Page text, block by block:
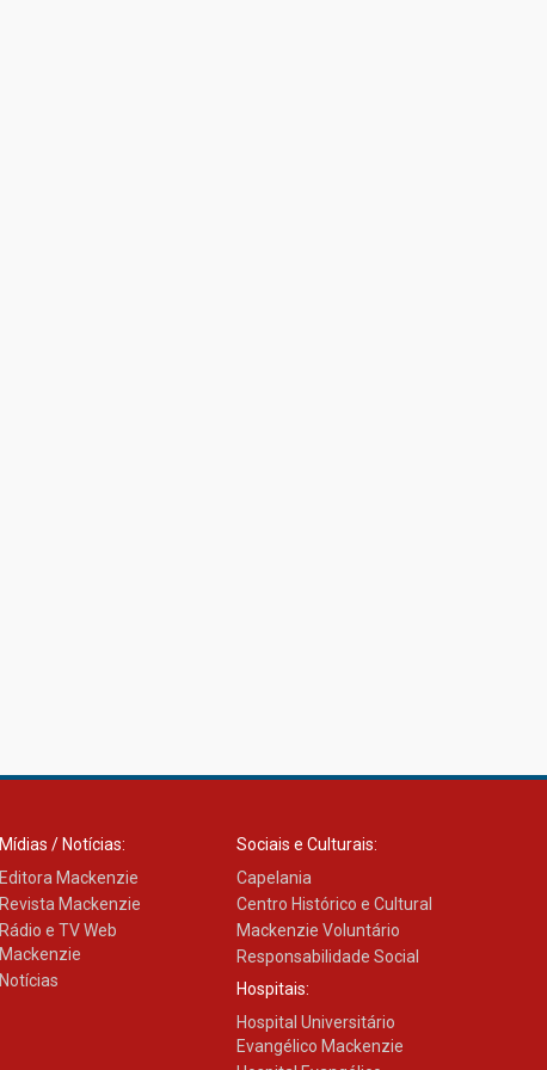
Mídias / Notícias:
Editora Mackenzie
Revista Mackenzie
Rádio e TV Web
Mackenzie
Notícias
Sociais e Culturais:
Capelania
Centro Histórico e Cultural
Mackenzie Voluntário
Responsabilidade Social
Hospitais:
Hospital Universitário
Evangélico Mackenzie